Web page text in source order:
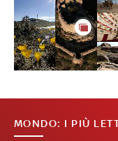
MONDO: I PIÙ